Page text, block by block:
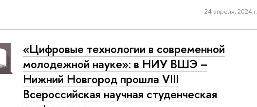
24 апреля, 2024 г.
«Цифровые технологии в современной
молодежной науке»: в НИУ ВШЭ –
Нижний Новгород прошла VIII
Всероссийская научная студенческая